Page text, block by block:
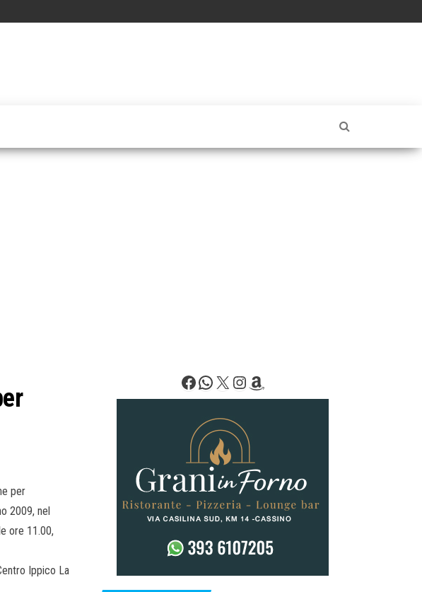
per
2009, nel
ore 11.00,
Ippico La
Facebook
WhatsApp
X Instagram
Amazon